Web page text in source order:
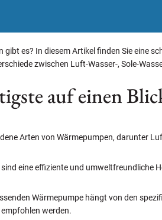
gibt es? In diesem Artikel finden Sie eine
zwischen Luft-Wasser-, Sole-
auf einen
Arten von Wärmepumpen, darunter
eine effiziente und umweltfreundliche
Wärmepumpe hängt von den
werden.